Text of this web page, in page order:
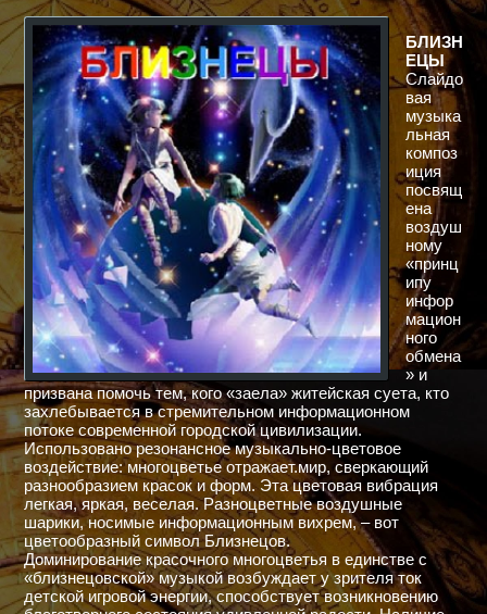
БЛИЗН
ЕЦЫ
Слайдо
вая
музыка
льная
композ
иция
посвящ
ена
воздуш
ному
«принц
ипу
инфор
мацион
ного
обмена
» и
призвана помочь тем, кого «заела» житейская суета, кто
захлебывается в стремительном информационном
потоке современной городской цивилизации.
Использовано резонансное музыкально-цветовое
воздействие: многоцветье отражает.мир, сверкающий
разнообразием красок и форм. Эта цветовая вибрация
легкая, яркая, веселая. Разноцветные воздушные
шарики, носимые информационным вихрем, – вот
цветообразный символ Близнецов.
Доминирование красочного многоцветья в единстве с
«близнецовской» музыкой возбуждает у зрителя ток
детской игровой энергии, способствует возникновению